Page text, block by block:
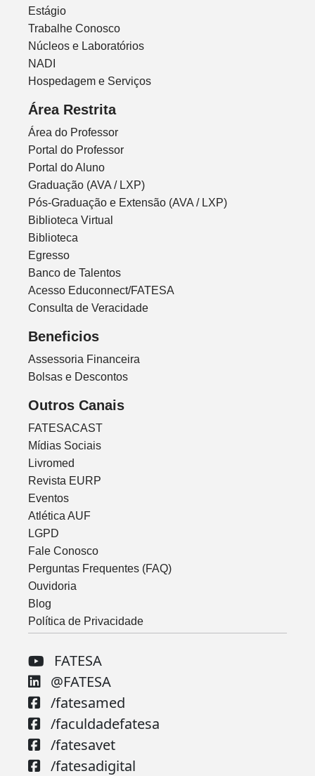
Estágio
Trabalhe Conosco
Núcleos e Laboratórios
NADI
Hospedagem e Serviços
Área Restrita
Área do Professor
Portal do Professor
Portal do Aluno
Graduação (AVA / LXP)
Pós-Graduação e Extensão (AVA / LXP)
Biblioteca Virtual
Biblioteca
Egresso
Banco de Talentos
Acesso Educonnect/FATESA
Consulta de Veracidade
Beneficios
Assessoria Financeira
Bolsas e Descontos
Outros Canais
FATESACAST
Mídias Sociais
Livromed
Revista EURP
Eventos
Atlética AUF
LGPD
Fale Conosco
Perguntas Frequentes (FAQ)
Ouvidoria
Blog
Política de Privacidade
FATESA
@FATESA
/fatesamed
/faculdadefatesa
/fatesavet
/fatesadigital